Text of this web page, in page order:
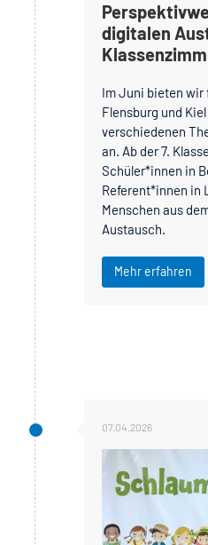
digitalen
Im Juni bieten wir
Flensburg und
verschiedenen
an. Ab der 7.
Schüler*innen in
Referent*innen in
Menschen aus
Austausch.
Mehr erfahren
07.04.2026